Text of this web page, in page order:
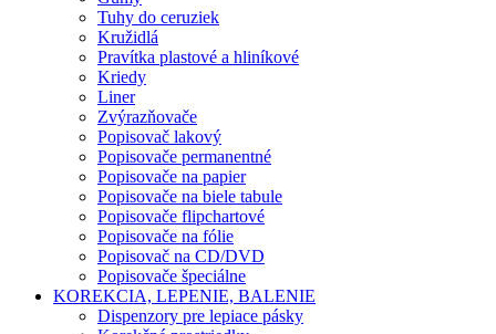
Tuhy do ceruziek
Kružidlá
Pravítka plastové a hliníkové
Kriedy
Liner
Zvýrazňovače
Popisovač lakový
Popisovače permanentné
Popisovače na papier
Popisovače na biele tabule
Popisovače flipchartové
Popisovače na fólie
Popisovač na CD/DVD
Popisovače špeciálne
KOREKCIA, LEPENIE, BALENIE
Dispenzory pre lepiace pásky